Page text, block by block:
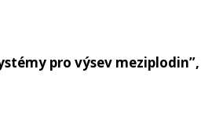
pro výsev meziplodin”,